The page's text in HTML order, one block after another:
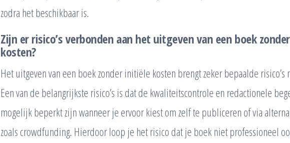
zodra het beschikbaar is.
Zijn er risico’s verbonden aan het uitgeven van een boek
kosten?
Het uitgeven van een boek zonder initiële kosten brengt zeker bepaalde risico’s
Een van de belangrijkste risico’s is dat de kwaliteitscontrole en redactionele
mogelijk beperkt zijn wanneer je ervoor kiest om zelf te publiceren of via
zoals crowdfunding. Hierdoor loop je het risico dat je boek niet professioneel